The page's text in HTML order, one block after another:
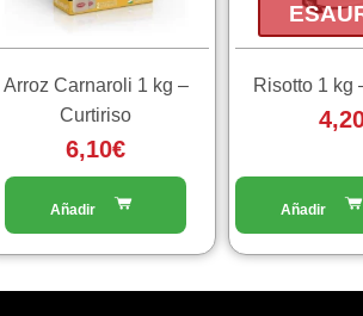
Arroz Carnaroli 1 kg –
Curtiriso
6,10€
Risotto 1 kg